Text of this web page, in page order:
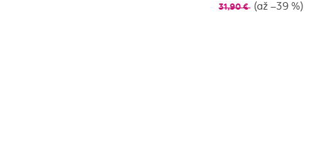
31,90 € (až –39 %)